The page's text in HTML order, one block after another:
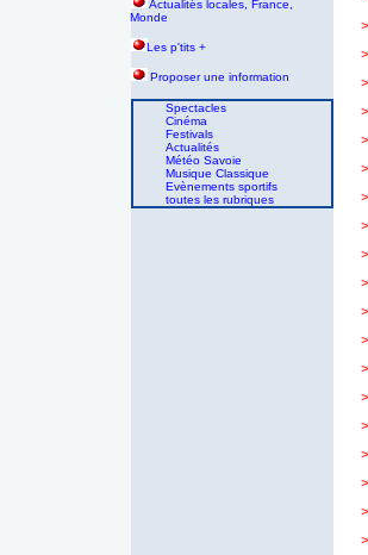
Actualités locales, France,
Monde
Les p'tits +
Proposer une information
Spectacles
Cinéma
Festivals
Actualités
Météo Savoie
Musique Classique
Evènements sportifs
toutes les rubriques
>
>
>
>
>
>
>
>
>
>
>
>
>
>
>
>
>
>
>